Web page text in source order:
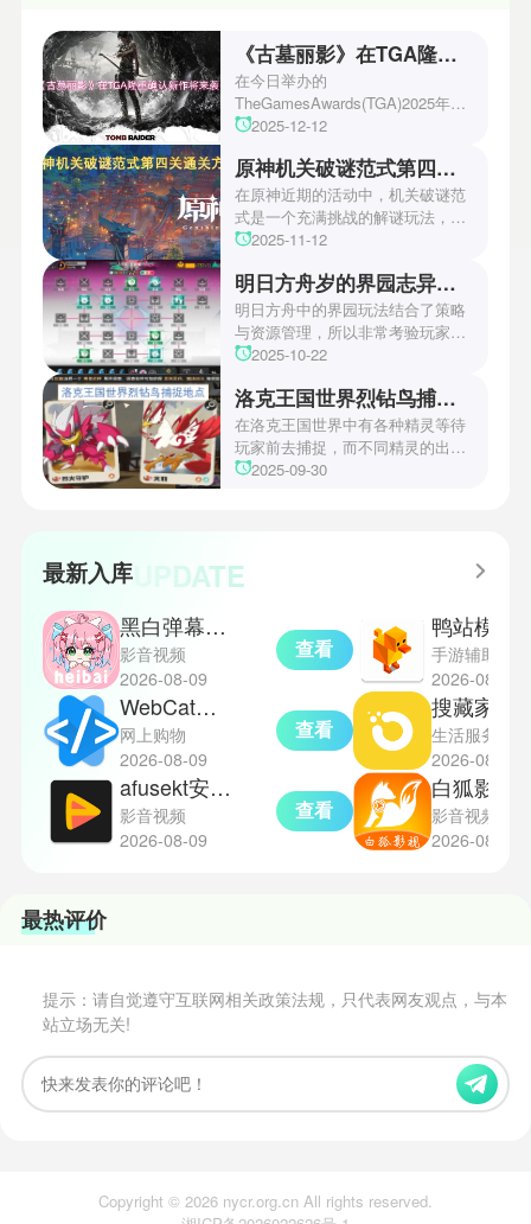
《古墓丽影》在TGA隆重确认新作将来袭！
在今日举办的
TheGamesAwards(TGA)2025年度
游戏颁奖典礼中，古墓丽影系列公
场资讯让众多玩家们都非常期待！
本次官方也宣布游戏将于2027年登
陆PS5、Xbox以及PC平台！有兴
趣的玩家们可以继续留守鲶鱼网！
2025-12-12
原神机关破谜范式第四关通关方法
在原神近期的活动中，机关破谜范
式是一个充满挑战的解谜玩法，其
中第四关是许多玩家遇到困难的地
机关破谜范式第四关通关方法，助
玩家们能够顺利通关！有兴趣的玩
家们快来一起看看吧！
2025-11-12
明日方舟岁的界园志异攻略
明日方舟中的界园玩法结合了策略
与资源管理，所以非常考验玩家的
操作和规划能力。游戏里拥有先
丰富多样的角色体系足以满足不同
战术需求。电表倒转是界园中的核
心挑战之一，玩家需合理利用通宝
和特殊钱币进行资源转换。明日方
乐趣和探索深度，丰富了玩家的游
2025-10-22
洛克王国世界烈钻鸟捕捉地点
在洛克王国世界中有各种精灵等待
玩家前去捕捉，而不同精灵的出现
地点和捕捉方式也各不相同。有少
2025-09-30
最新入库UPDATE
黑白弹幕安卓版
影音视频
2026-08-09
查看
WebCat手机版
网上购物
2026-08-09
查看
afusekt安卓版
影音视频
2026-08-09
查看
手游辅助
2026-08-09
生活服务
2026-08-08
影音视频
2026-08-08
最热评价
提示：请自觉遵守互联网相关政策法规，只代表网友观点，与本
站立场无关!
Copyright © 2026 nycr.org.cn All rights reserved.